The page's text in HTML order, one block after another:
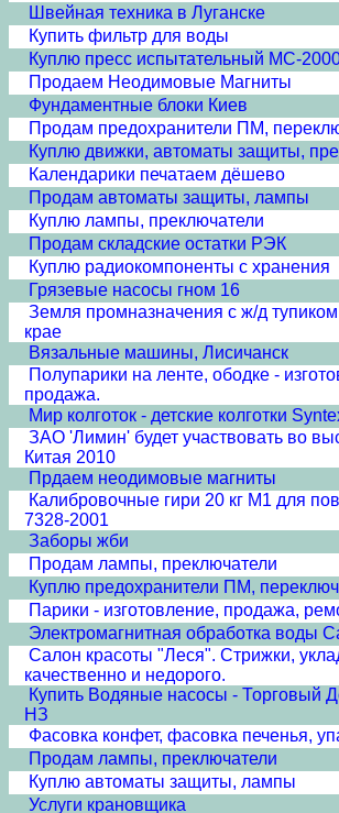
Швейная техника в Луганске
Купить фильтр для воды
Куплю пресс испытательный МС-
Продаем Неодимовые Магниты
Фундаментные блоки Киев
Продам предохранители ПМ,
Куплю движки, автоматы защиты,
Календарики печатаем дёшево
Продам автоматы защиты, лампы
Куплю лампы, преключатели
Продам складские остатки РЭК
Куплю радиокомпоненты с хранения
Грязевые насосы гном 16
Земля промназначения с ж/д
крае
Вязальные машины, Лисичанск
Полупарики на ленте, ободке -
продажа.
Мир колготок - детские колготки
ЗАО 'Лимин' будет участвовать во
Китая 2010
Прдаем неодимовые магниты
Калибровочные гири 20 кг М1 для
7328-2001
Заборы жби
Продам лампы, преключатели
Куплю предохранители ПМ,
Парики - изготовление, продажа,
Электромагнитная обработка воды
Cалон красоты "Леся". Стрижки,
качественно и недорого.
Купить Водяные насосы - Торговый
НЗ
Фасовка конфет, фасовка печенья,
Продам лампы, преключатели
Куплю автоматы защиты, лампы
Услуги крановщика